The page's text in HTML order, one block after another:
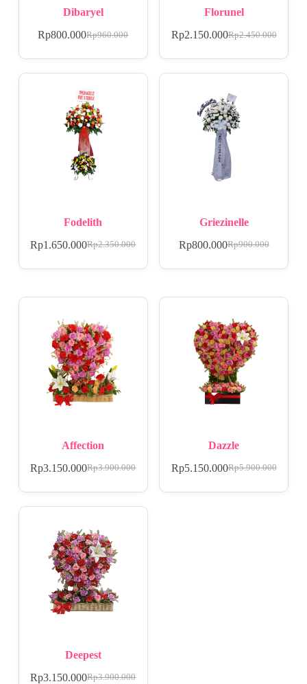
Dibaryel
Rp960.000
Rp800.000
Florunel
Rp2.450.000
Rp2.150.000
Fodelith
Rp2.350.000
Rp1.650.000
Griezinelle
Rp900.000
Rp800.000
Affection
Rp3.900.000
Rp3.150.000
Dazzle
Rp5.900.000
Rp5.150.000
Deepest
Rp3.900.000
Rp3.150.000